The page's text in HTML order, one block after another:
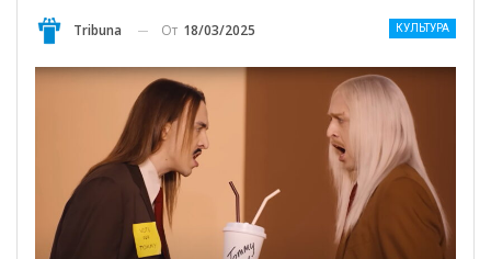
КУЛЬТУРА
Tribuna От 18/03/2025